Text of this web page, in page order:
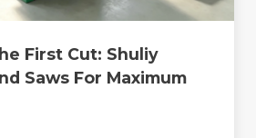
First Cut: Shuliy
Saws For Maximum